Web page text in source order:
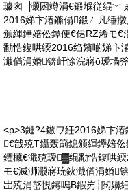
璩囪▕灏囦竴涓€鍛堢従绲﹀
2016娣卞湷鏅傝鍛ㄥ凡缍
颁緷鑸婄伀鐔便€侰RZ浠モ€
勫悎鍑哄緛2016绉嬪啲娣卞
濈偤涓婚锛屽悇浣嶈ō瑷堝
<p>3鏈?4鏃ワ紝2016娣卞
€戠殑T鑷轰箣鎴颁緷鑸婄
鑺欌€濈殑瑷▓绲勫悎鍑哄
モ€滅浉灏嶈珫鈥濈偤涓婚
岀殑涓嶅悓鐞嗚В鍜岃┊閲嬶